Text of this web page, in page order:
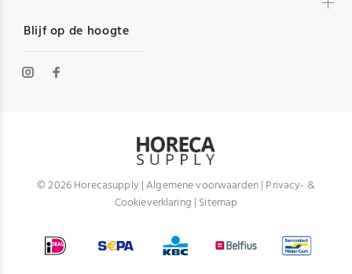
Blijf op de hoogte
© 2026 Horecasupply |Algemene voorwaarden| Privacy- &
Cookieverklaring | Sitemap